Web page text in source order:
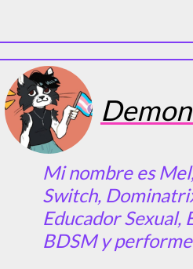
Mi nombre es
Switch,
Educador Sexual,
BDSM y